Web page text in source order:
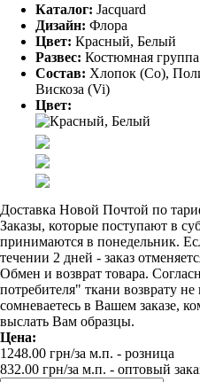
Каталог: Jacquard
Дизайн: Флора
Цвет: Красный, Белый
Развес: Костюмная группа
Состав: Хлопок (Co),
Вискоза (Vi)
Цвет:
Доставка Новой Почтой по
Заказы, которые поступают в
принимаются в понедельник.
течении 2 дней - заказ
Обмен и возврат товара.
потребителя" ткани возврату
сомневаетесь в Вашем заказе,
выслать Вам образцы.
Цена:
1248.00 грн/за м.п. - розница
832.00 грн/за м.п. - оптовый